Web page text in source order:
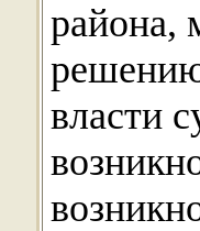
района,
решению
власти